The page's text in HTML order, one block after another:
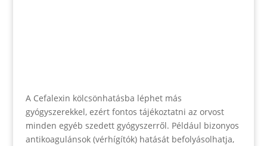
A Cefalexin kölcsönhatásba léphet más
gyógyszerekkel, ezért fontos tájékoztatni az orvost
minden egyéb szedett gyógyszerről. Például bizonyos
antikoagulánsok (vérhígítók) hatását befolyásolhatja,